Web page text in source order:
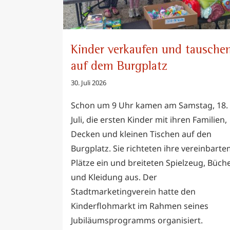
Kinder verkaufen und
auf dem Burgplatz
30. Juli 2026
Schon um 9 Uhr kamen am Samstag, 18.
Juli, die ersten Kinder mit ihren Familien,
Decken und kleinen Tischen auf den
Burgplatz. Sie richteten ihre
Plätze ein und breiteten Spielzeug,
und Kleidung aus. Der
Stadtmarketingverein hatte den
Kinderflohmarkt im Rahmen seines
Jubiläumsprogramms organisiert.